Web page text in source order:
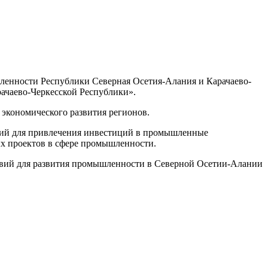
Республики Северная Осетия-Алания и Карачаево-
Черкесской Республики».
развития регионов.
для привлечения инвестиций в промышленные
проектов в сфере промышленности.
для развития промышленности в Северной Осетии-Алании